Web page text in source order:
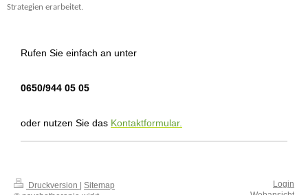
Strategien erarbeitet.
Rufen Sie einfach an unter
0650/944 05 05
oder nutzen Sie das Kontaktformular.
Druckversion | Sitemap
Login